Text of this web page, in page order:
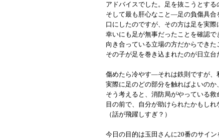
アドバイスでした。足を抜こうとする
そして最も肝心なこと―足の負傷具合
口にしたのですが、その方は足を実際
幸いにも足が無事だったことを確認
向き合っている立場の方だからできた
その子が足を巻き込まれたのが日立台
傷めたら冷やす―それは鉄則ですが、
実際に足のどの部分を触ればよいのか
そう考えると、消防局がやっている救
目の前で、自分が助けられたかもし
（話が飛躍しすぎ？）
今日の目的は玉田さんに20番のサイ